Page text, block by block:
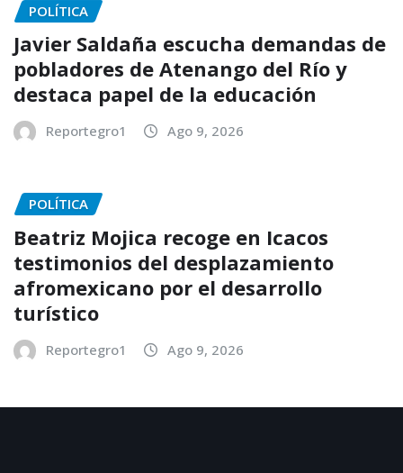
POLÍTICA
Javier Saldaña escucha demandas de
pobladores de Atenango del Río y
destaca papel de la educación
Reportegro1 Ago 9, 2026
POLÍTICA
Beatriz Mojica recoge en Icacos
testimonios del desplazamiento
afromexicano por el desarrollo
turístico
Reportegro1 Ago 9, 2026